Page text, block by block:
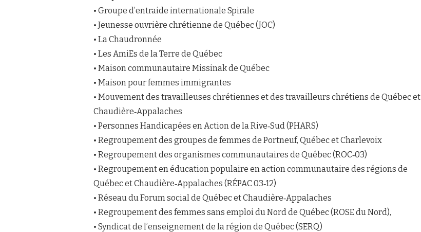
• Groupe d’entraide internationale Spirale
• Jeunesse ouvrière chrétienne de Québec (JOC)
• La Chaudronnée
• Les AmiEs de la Terre de Québec
• Maison communautaire Missinak de Québec
• Maison pour femmes immigrantes
• Mouvement des travailleuses chrétiennes et des travailleurs chrétiens de Québec et
Chaudière‐Appalaches
• Personnes Handicapées en Action de la Rive‐Sud (PHARS)
• Regroupement des groupes de femmes de Portneuf, Québec et Charlevoix
• Regroupement des organismes communautaires de Québec (ROC‐03)
• Regroupement en éducation populaire en action communautaire des régions de
Québec et Chaudière‐Appalaches (RÉPAC 03‐12)
• Réseau du Forum social de Québec et Chaudière‐Appalaches
• Regroupement des femmes sans emploi du Nord de Québec (ROSE du Nord),
• Syndicat de l’enseignement de la région de Québec (SERQ)